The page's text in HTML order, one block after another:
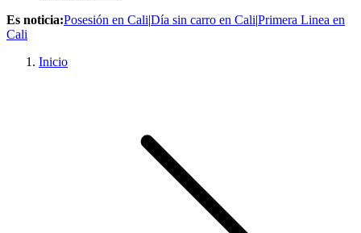
Es noticia:Posesión en Cali|Día sin carro en Cali|Primera Linea en
Cali
Inicio